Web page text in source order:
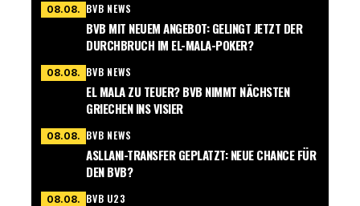
08.08. BVB NEWS
BVB MIT NEUEM ANGEBOT: GELINGT JETZT DER
DURCHBRUCH IM EL-MALA-POKER?
08.08. BVB NEWS
EL MALA ZU TEUER? BVB NIMMT NÄCHSTEN
GRIECHEN INS VISIER
08.08. BVB NEWS
ASLLANI-TRANSFER GEPLATZT: NEUE CHANCE FÜR
DEN BVB?
08.08. BVB U23